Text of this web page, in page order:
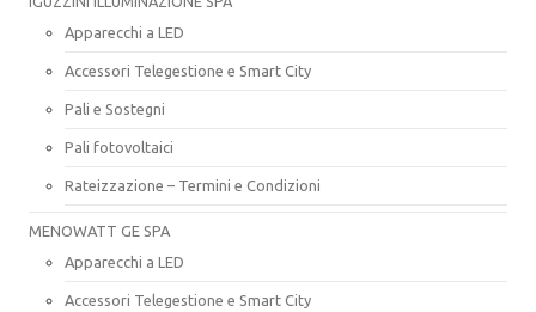
Apparecchi a LED
Accessori Telegestione e Smart City
Pali e Sostegni
Pali fotovoltaici
Rateizzazione – Termini e Condizioni
MENOWATT GE SPA
Apparecchi a LED
Accessori Telegestione e Smart City